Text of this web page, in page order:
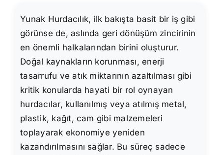
Yunak Hurdacılık, ilk bakışta basit bir iş gibi
görünse de, aslında geri dönüşüm zincirinin
en önemli halkalarından birini oluşturur.
Doğal kaynakların korunması, enerji
tasarrufu ve atık miktarının azaltılması gibi
kritik konularda hayati bir rol oynayan
hurdacılar, kullanılmış veya atılmış metal,
plastik, kağıt, cam gibi malzemeleri
toplayarak ekonomiye yeniden
kazandırılmasını sağlar. Bu süreç sadece